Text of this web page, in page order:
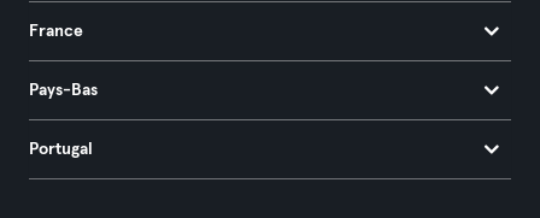
France
Pays-Bas
Portugal